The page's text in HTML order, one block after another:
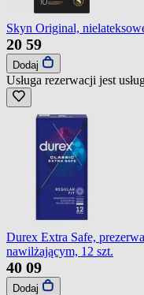
Skyn Original,
20 59
Dodaj
Usługa rezerwacji jest
Durex Extra Safe,
nawilżającym, 12 szt.
40 09
Dodaj